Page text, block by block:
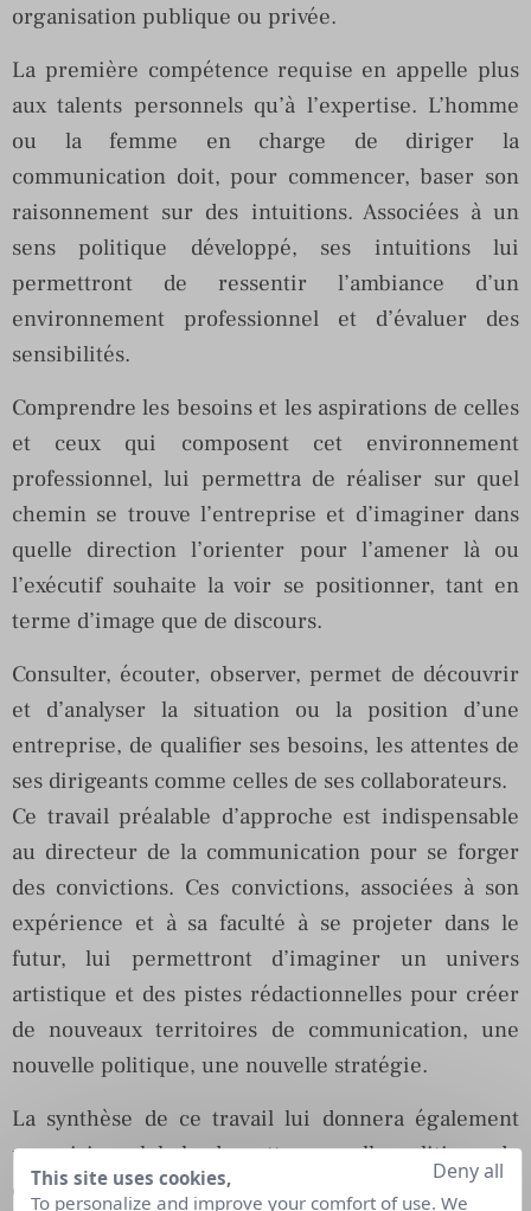
organisation publique ou privée.
La première compétence requise en appelle plus
aux talents personnels qu’à l’expertise. L’homme
ou la femme en charge de diriger la
communication doit, pour commencer, baser son
raisonnement sur des intuitions. Associées à un
sens politique développé, ses intuitions lui
permettront de ressentir l’ambiance d’un
environnement professionnel et d’évaluer des
sensibilités.
Comprendre les besoins et les aspirations de celles
et ceux qui composent cet environnement
professionnel, lui permettra de réaliser sur quel
chemin se trouve l’entreprise et d’imaginer dans
quelle direction l’orienter pour l’amener là ou
l’exécutif souhaite la voir se positionner, tant en
terme d’image que de discours.
Consulter, écouter, observer, permet de découvrir
et d’analyser la situation ou la position d’une
entreprise, de qualifier ses besoins, les attentes de
ses dirigeants comme celles de ses collaborateurs.
Ce travail préalable d’approche est indispensable
au directeur de la communication pour se forger
des convictions. Ces convictions, associées à son
expérience et à sa faculté à se projeter dans le
futur, lui permettront d’imaginer un univers
artistique et des pistes rédactionnelles pour créer
de nouveaux territoires de communication, une
nouvelle politique, une nouvelle stratégie.
La synthèse de ce travail lui donnera également
une vision globale de cette nouvelle politique de
communication à installer, une vision qu’il lui
This site uses cookies,
To personalize and improve your comfort of use. We
Deny all